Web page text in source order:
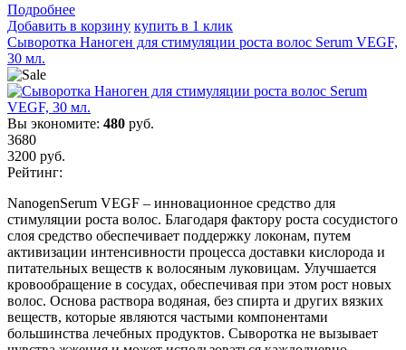
Подробнеe
Добавить в корзину купить в 1 клик
Сыворотка Наноген для стимуляции роста волос Serum VEGF,
30 мл.
Вы экономите: 480 руб.
3680
3200 руб.
Рейтинг:
NanogenSerum VEGF – инновационное средство для
стимуляции роста волос. Благодаря фактору роста сосудистого
слоя средство обеспечивает поддержку локонам, путем
активизации интенсивности процесса доставки кислорода и
питательных веществ к волосяным луковицам. Улучшается
кровообращение в сосудах, обеспечивая при этом рост новых
волос. Основа раствора водяная, без спирта и других вязких
веществ, которые являются частыми компонентами
большинства лечебных продуктов. Сыворотка не вызывает